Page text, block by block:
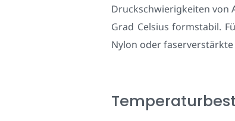
Druckschwierigkeiten von
Grad Celsius formstabil.
Nylon oder